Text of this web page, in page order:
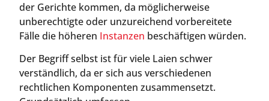
der Gerichte kommen, da möglicherweise
unberechtigte oder unzureichend vorbereitete
Fälle die höheren Instanzen beschäftigen würden.
Der Begriff selbst ist für viele Laien schwer
verständlich, da er sich aus verschiedenen
rechtlichen Komponenten zusammensetzt.